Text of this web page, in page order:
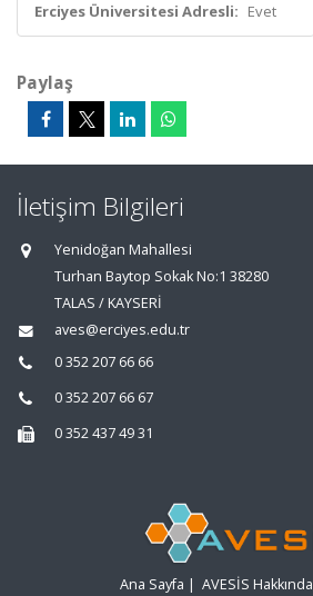
Erciyes Üniversitesi Adresli: Evet
Paylaş
İletişim Bilgileri
Yenidoğan Mahallesi
Turhan Baytop Sokak No:1 38280
TALAS / KAYSERİ
aves@erciyes.edu.tr
0 352 207 66 66
0 352 207 66 67
0 352 437 49 31
Ana Sayfa | AVESİS Hakkında